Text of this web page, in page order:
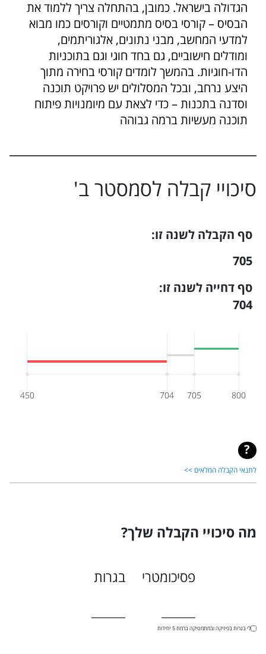
הגדולה בישראל. כמובן, בהתחלה צריך ללמוד את
הבסיס – קורסי בסיס מתמטיים וקורסים כמו מבוא
למדעי המחשב, מבני נתונים, אלגוריתמים,
ומודלים חישוביים, גם בחד חוגי וגם בתוכניות
הדו-חוגיות. בהמשך לומדים קורסי בחירה מתוך
היצע נרחב, ובכל המסלולים יש פרויקט תוכנה
וסדנה בתכנות – כדי לצאת עם מיומנויות פיתוח
תוכנה מעשיות ברמה גבוהה
סיכויי קבלה לסמסטר ב'
סף הקבלה לשנה זו:
705
סף דחייה לשנה זו:
704
450 704 705 800
לתנאי הקבלה המלאים >>
מה סיכויי הקבלה שלך?
פסיכומטרי בגרות
יש לי בגרות בפיזיקה ובמתמטיקה ברמת 5 יחידות